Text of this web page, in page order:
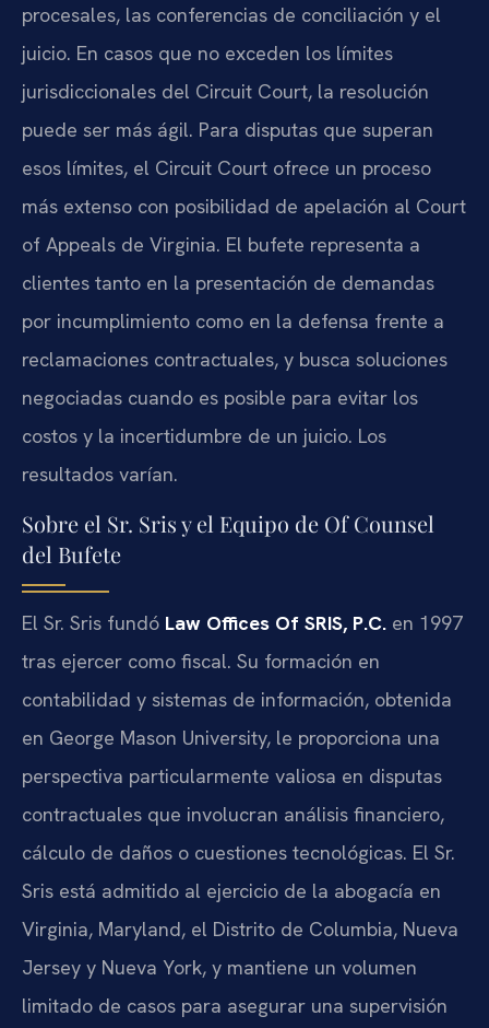
procesales, las conferencias de conciliación y el
juicio. En casos que no exceden los límites
jurisdiccionales del Circuit Court, la resolución
puede ser más ágil. Para disputas que superan
esos límites, el Circuit Court ofrece un proceso
más extenso con posibilidad de apelación al Court
of Appeals de Virginia. El bufete representa a
clientes tanto en la presentación de demandas
por incumplimiento como en la defensa frente a
reclamaciones contractuales, y busca soluciones
negociadas cuando es posible para evitar los
costos y la incertidumbre de un juicio. Los
resultados varían.
Sobre el Sr. Sris y el Equipo de Of Counsel
del Bufete
El Sr. Sris fundó Law Offices Of SRIS, P.C. en 1997
tras ejercer como fiscal. Su formación en
contabilidad y sistemas de información, obtenida
en George Mason University, le proporciona una
perspectiva particularmente valiosa en disputas
contractuales que involucran análisis financiero,
cálculo de daños o cuestiones tecnológicas. El Sr.
Sris está admitido al ejercicio de la abogacía en
Virginia, Maryland, el Distrito de Columbia, Nueva
Jersey y Nueva York, y mantiene un volumen
limitado de casos para asegurar una supervisión